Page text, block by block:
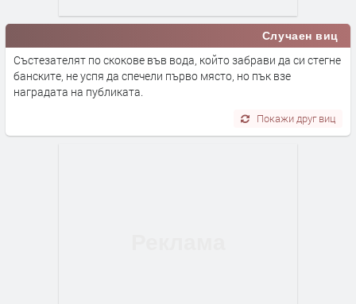
Случаен виц
Състезателят по скокове във вода, който забрави да си стегне
банските, не успя да спечели първо място, но пък взе
наградата на публиката.
Покажи друг виц